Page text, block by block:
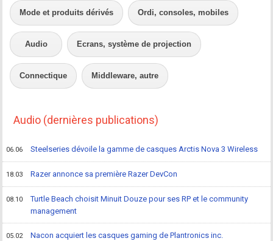
Mode et produits dérivés Ordi, consoles, mobiles
Audio Ecrans, système de projection
Connectique Middleware, autre
Audio (dernières publications)
06.06 Steelseries dévoile la gamme de casques Arctis Nova 3 Wireless
18.03 Razer annonce sa première Razer DevCon
08.10
Turtle Beach choisit Minuit Douze pour ses RP et le community
management
05.02 Nacon acquiert les casques gaming de Plantronics inc.